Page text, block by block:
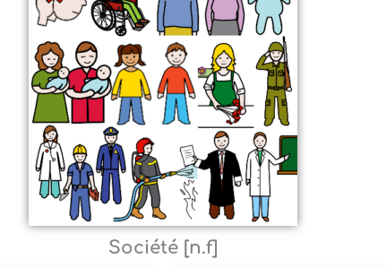
Société [n.f]